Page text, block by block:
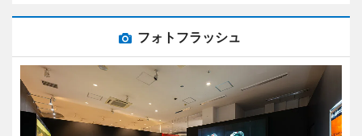
フォトフラッシュ